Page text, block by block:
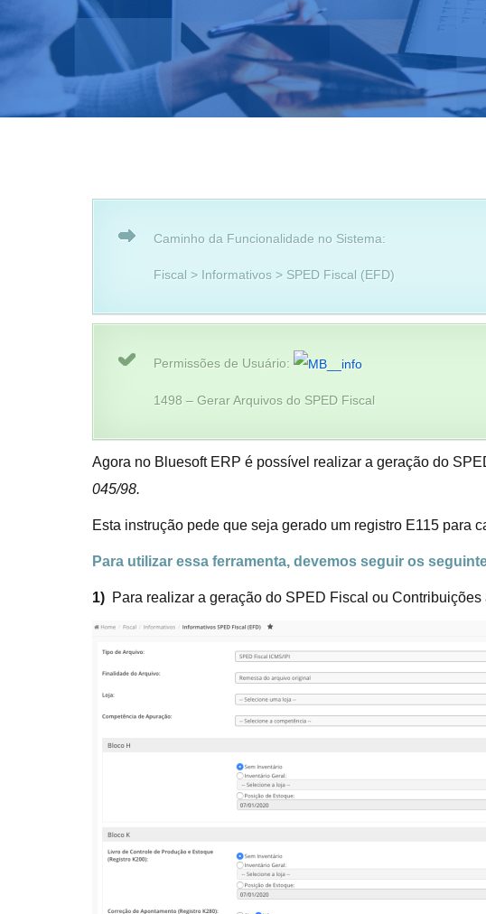
Caminho da Funcionalidade no Sistema:
Fiscal > Informativos > SPED Fiscal (EFD)
Permissões de Usuário:
1498 – Gerar Arquivos do SPED Fiscal
Agora no Bluesoft ERP é possível realizar a geração do
045/98.
Esta instrução pede que seja gerado um registro E115 para
Para utilizar essa ferramenta, devemos seguir os
1) Para realizar a geração do SPED Fiscal ou